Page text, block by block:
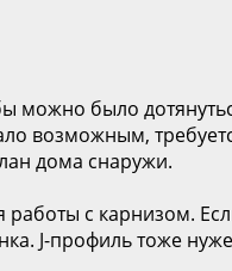
можно было
возможным,
дома снаружи.
с карнизом.
J-профиль тоже